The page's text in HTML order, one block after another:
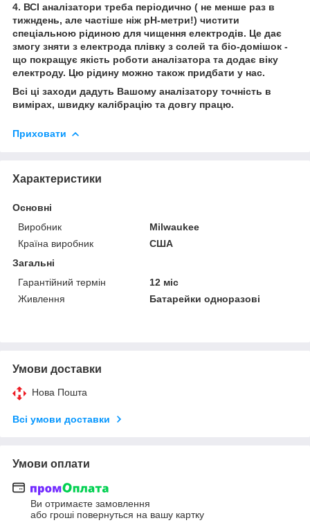
4. ВСІ аналізатори треба періодично ( не менше раз в
тижндень, але частіше ніж рН-метри!) чистити
спеціальною рідиною для чищення електродів. Це дає
змогу зняти з електрода плівку з солей та біо-домішок -
що покращує якість роботи аналізатора та додає віку
електроду. Цю рідину можно також придбати у нас.
Всі ці заходи дадуть Вашому аналізатору точність в
вимірах, швидку калібрацію та довгу працю.
Приховати
Характеристики
Основні
Виробник
Milwaukee
Країна виробник
США
Загальні
Гарантійний термін
12 міс
Живлення
Батарейки одноразові
Умови доставки
Нова Пошта
Всі умови доставки
Умови оплати
Ви отримаєте замовлення
або гроші повернуться на вашу картку